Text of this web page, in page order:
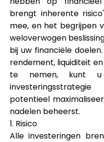
brengt inherente
mee, en het begrijpen
weloverwogen
bij uw financiële
rendement, liquiditeit
te nemen, kunt u
potentieel
nadelen beheerst.
1. Risico
Alle investeringen